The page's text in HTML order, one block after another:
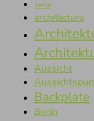
aerial
architecture
Aussicht
Backplate
Berlin